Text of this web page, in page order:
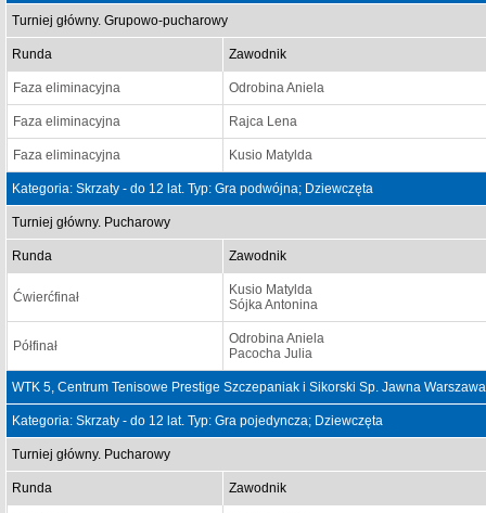
Turniej główny. Grupowo-pucharowy
Runda Zawodnik
Faza eliminacyjna Odrobina Aniela
Faza eliminacyjna Rajca Lena
Faza eliminacyjna Kusio Matylda
Kategoria: Skrzaty - do 12 lat. Typ: Gra podwójna; Dziewczęta
Turniej główny. Pucharowy
Runda Zawodnik
Ćwierćfinał
Kusio Matylda
Sójka Antonina
Półfinał
Odrobina Aniela
Pacocha Julia
WTK 5, Centrum Tenisowe Prestige Szczepaniak i Sikorski Sp. Jawna
Kategoria: Skrzaty - do 12 lat. Typ: Gra pojedyncza; Dziewczęta
Turniej główny. Pucharowy
Runda Zawodnik